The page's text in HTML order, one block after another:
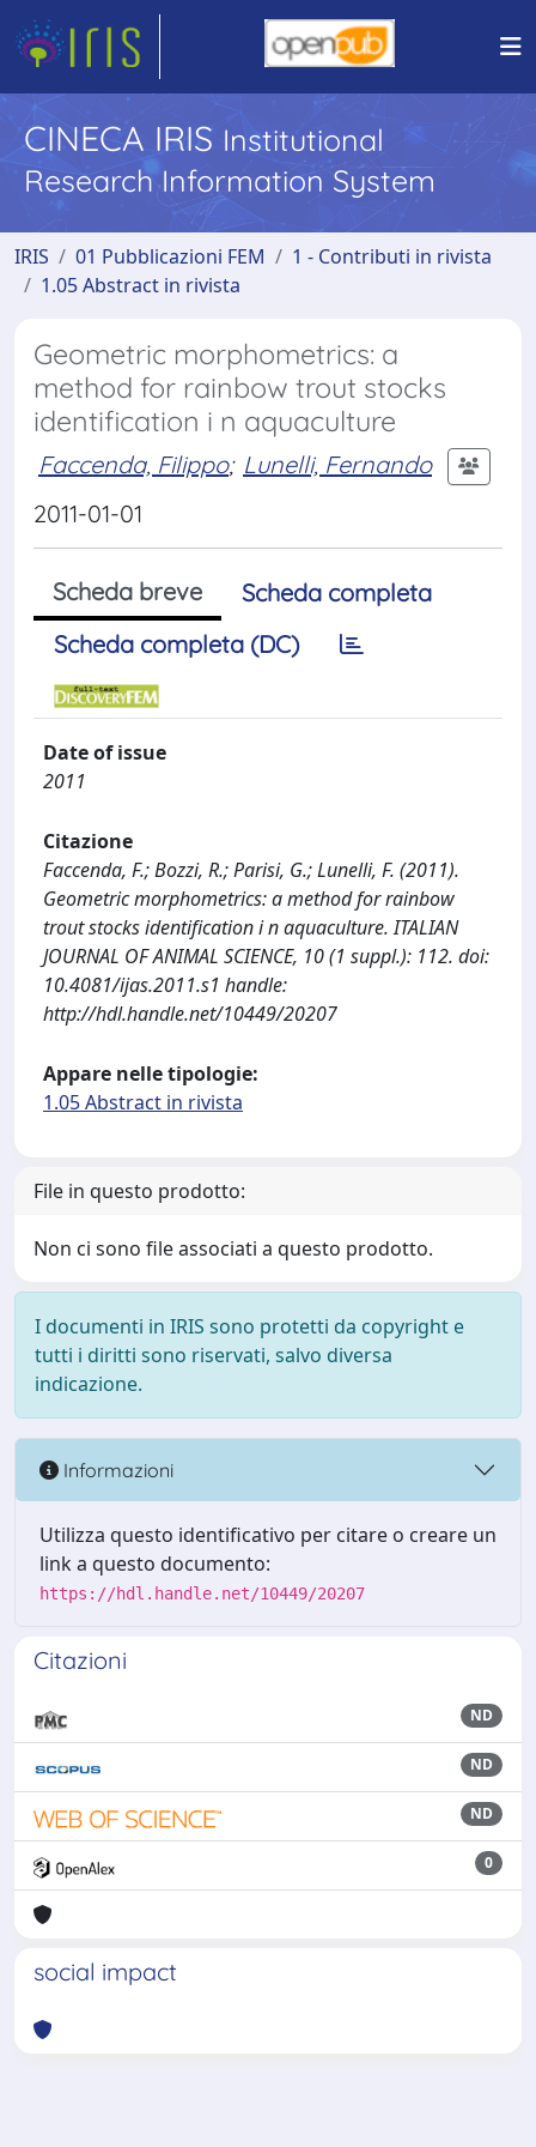
CINECA IRIS Institutional
Research Information System
IRIS 01 Pubblicazioni FEM
1 - Contributi in rivista
1.05 Abstract in rivista
Geometric morphometrics: a
method for rainbow trout stocks
identification i n aquaculture
Faccenda, Filippo; Lunelli, Fernando
2011-01-01
Scheda breve
Scheda completa
Scheda completa (DC)
Date of issue
2011
Citazione
Faccenda, F.; Bozzi, R.; Parisi, G.; Lunelli, F. (2011).
Geometric morphometrics: a method for rainbow
trout stocks identification i n aquaculture. ITALIAN
JOURNAL OF ANIMAL SCIENCE, 10 (1 suppl.): 112. doi:
10.4081/ijas.2011.s1 handle:
http://hdl.handle.net/10449/20207
Appare nelle tipologie:
1.05 Abstract in rivista
File in questo prodotto:
Non ci sono file associati a questo prodotto.
I documenti in IRIS sono protetti da copyright e
tutti i diritti sono riservati, salvo diversa
indicazione.
Informazioni
Utilizza questo identificativo per citare o creare un
link a questo documento:
https://hdl.handle.net/10449/20207
Citazioni
ND
ND
ND
0
social impact